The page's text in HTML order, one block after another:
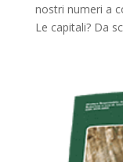
nostri numeri a
Le capitali? Da